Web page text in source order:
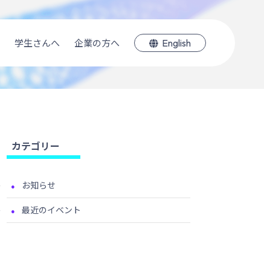
学生さんへ 企業の方へ English
カテゴリー
お知らせ
最近のイベント